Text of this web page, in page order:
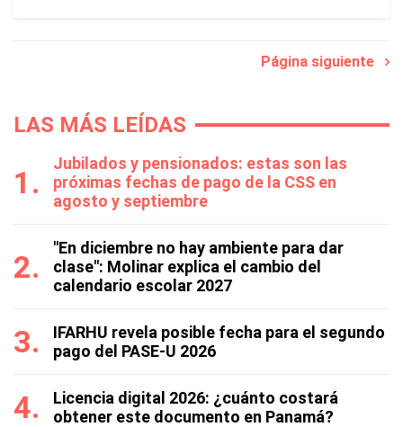
Página siguiente
LAS MÁS LEÍDAS
Jubilados y pensionados: estas son las
próximas fechas de pago de la CSS en
agosto y septiembre
"En diciembre no hay ambiente para dar
clase": Molinar explica el cambio del
calendario escolar 2027
IFARHU revela posible fecha para el segundo
pago del PASE-U 2026
Licencia digital 2026: ¿cuánto costará
obtener este documento en Panamá?